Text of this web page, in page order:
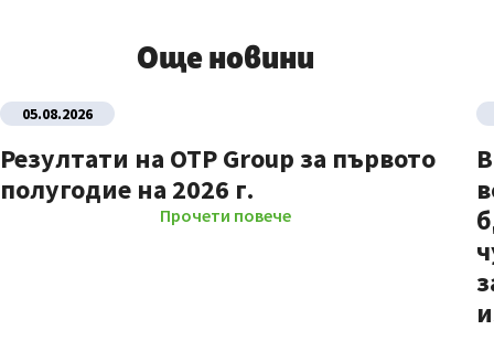
Още новини
05.08.2026
Резултати на OTP Group за първото
полугодие на 2026 г.
Прочети повече